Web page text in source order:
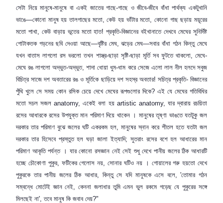
সেটা নিয়ে মানুষে-মানুষে বা একই জাতের গাছে-গাছে ও জীবে-জীবে বাঁধা পার্থক্য একটুখানি
ভাঙে—কোনো মানুষ হয় তালগাছের মতো,কেউ হয় ভাঁটার মতো,কোনো গাছ ছড়ায় ময়ূরের
মতো পাখা, কেউ বাড়ায় ভূতের মতো হাত! প্রকৃতি-বিজ্ঞানের বইখানাতে দেখবে মেঘের সুনির্দিষ্ট
গোটাকতক গড়নের ছবি দেওয়া আছে—বৃষ্টির মেঘ,ঝড়ের মেঘ—সবার বাঁধা গঠন কিন্তু মেঘে
যখন বাতাস লাগলো রস ভরলো তখন শাস্ত্র-ছাড়া সৃষ্টি-ছাড়া মূর্তি সব ফুটতে থাকলো,মেঘে-
মেঘে রঙ লাগলো অদ্ভুত-অদ্ভুত,শাদা ধোয়া ধুম-ধাম করে সেজে এলো লাল নীল হলদে সবুজ
বিচিত্র সাজে দশ অবতারের রঙ ও মূর্তিকে ছাড়িয়ে দশ সহস্র অবতার! সচিত্র প্রকৃতি- বিজ্ঞানের
পুঁথি খুলে সে সময় কোন রসিক চেয়ে দেখে মেঘের রূপগুলোর দিকে? এই যে মেঘের গতিবিধির
মতো সচল সজলanatomy,একেই বলা হয় artistic anatomy, যার দ্বারায় রচয়িতা
রসের আধারকে রসের উপযুক্ত মান পরিমাণ দিয়ে থাকেন । মানুষের তৃষ্ণা ভাঙতে যতটুকু জল
দরকার তার পরিমাণ বুঝে জলের ঘটি একরকম হল, মানুষের স্নান করে শীতল হতে যতটা জল
দরকার তার হিসেবে প্রস্তুত হল ঘড়া জালা ইত্যাদি; সুতরাং রসের বশে হল আধারের মান
পরিমাণ আকৃতি পর্যন্ত । যার কোনো রসজ্ঞান নেই সেই শুধু দেখে পানীয় জলের ঠিক আধারটি
হচ্ছে চৌকোণা পুকুর, ফটিকের গেলোস নয়,সোনার ঘটিও নয় । গোয়ালের গরু হয়তো দেখে
পুকুরকে তার পানীয় জলের ঠিক আধার, কিন্তু সে যদি মানুষকে এসে বলে, 'তোমার গঠন
সম্বন্ধে মোটেই জ্ঞান নেই,কেননা জলাধার তুমি এমন ভুল রকমে গড়েছ যে পুকুরের সঙ্গে
মিলছেই না',তবে মানুষ কি জবাব দেয়?"